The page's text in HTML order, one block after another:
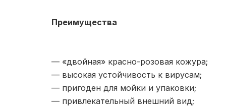
Преимущества
— «двойная» красно-розовая кожура;
— высокая устойчивость к вирусам;
— пригоден для мойки и упаковки;
— привлекательный внешний вид;